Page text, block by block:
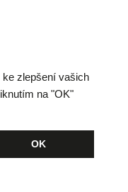
zlepšení vašich
na "OK"
OK